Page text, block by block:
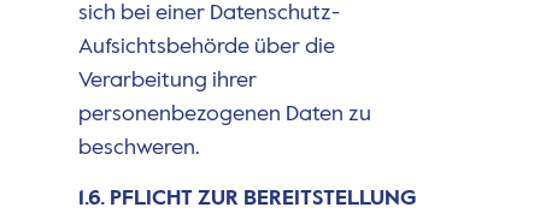
sich bei einer Datenschutz-
Aufsichtsbehörde über die
Verarbeitung ihrer
personenbezogenen Daten zu
beschweren.
1.6. PFLICHT ZUR BEREITSTELLUNG